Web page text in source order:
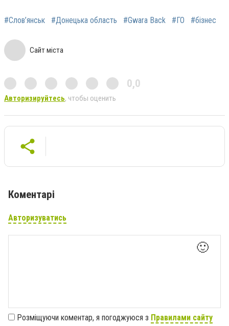
#Слов’янськ #Донецька область #Gwara Back #ГО #бізнес
Сайт міста
0,0
Авторизируйтесь, чтобы оценить
Коментарі
Авторизуватись
🙂
Розміщуючи коментар, я погоджуюся з Правилами сайту